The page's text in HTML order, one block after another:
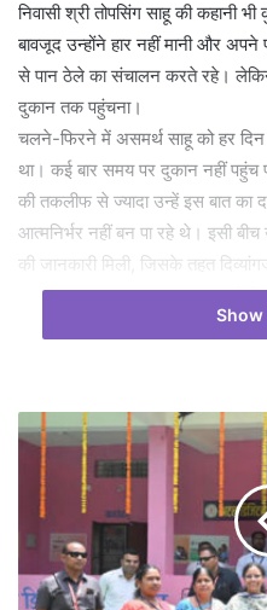
निवासी श्री तोपसिंग साहू की कहानी
बावजूद उन्होंने हार नहीं मानी और
से पान ठेले का संचालन करते रहे।
दुकान तक पहुंचना।
चलने-फिरने में असमर्थ साहू को हर
था। कई बार समय पर दुकान नहीं पहुंच
की तकलीफ से ज्यादा उन्हें इस बात का
आत्मनिर्भर नहीं बन पा रहे थे। इसी
की जानकारी मिली, जिसके तहत
सहायक उपकरण उपलब्ध कराए जाते
समाज कल्याण विभाग से संपर्क किया।
यादगार पल आया। मुख्यमंत्री विष्णु देव
अपने हाथों से उन्हें बैटरी चलित
से ट्रायसायकल मिलते ही श्री
जिस परेशानी को वे अपनी किस्मत
था। उनके चेहरे की मुस्कान बता रही
बल्कि सम्मान के साथ जीने की नई ताकत
Show